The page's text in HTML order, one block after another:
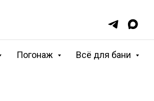
Погонаж Всё для бани